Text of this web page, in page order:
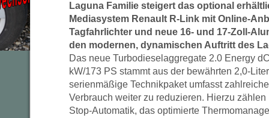
Laguna Familie steigert das optional
Mediasystem Renault R-Link mit Online-
Tagfahrlichter und neue 16- und 17-Zoll-
den modernen, dynamischen Auftritt des
Das neue Turbodieselaggregate 2.0 Energy
kW/173 PS stammt aus der bewährten 2,0-
serienmäßige Technikpaket umfasst
Verbrauch weiter zu reduzieren. Hierzu
Stop-Automatik, das optimierte